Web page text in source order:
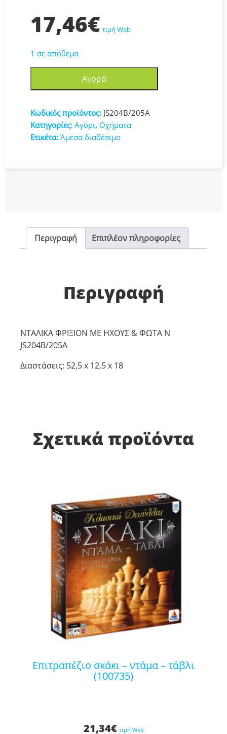
17,46€ τιμή Web
1 σε απόθεμα
ΗΧΟΥΣ
&
ΦΩΤΑ
ποσότητα
Αγορά
Κωδικός προϊόντος: JS204B/205A
Κατηγορίες: Αγόρι, Οχήματα
Ετικέτα: Άμεσα διαθέσιμο
Περιγραφή Επιπλέον πληροφορίες
Περιγραφή
ΝΤΑΛΙΚΑ ΦΡΙΞΙΟΝ ΜΕ ΗΧΟΥΣ & ΦΩΤΑ N
JS204B/205A
Διαστάσεις: 52,5 x 12,5 x 18
Σχετικά προϊόντα
επιτραπέζιο σκάκι – ντάμα – τάβλι
(100735)
21,34€ τιμή Web